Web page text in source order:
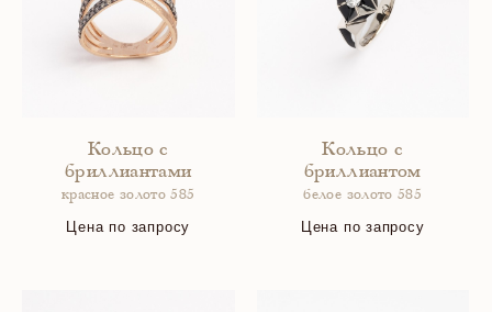
Кольцо с
бриллиантами
красное золото 585
Цена по запросу
Кольцо с
бриллиантом
белое золото 585
Цена по запросу